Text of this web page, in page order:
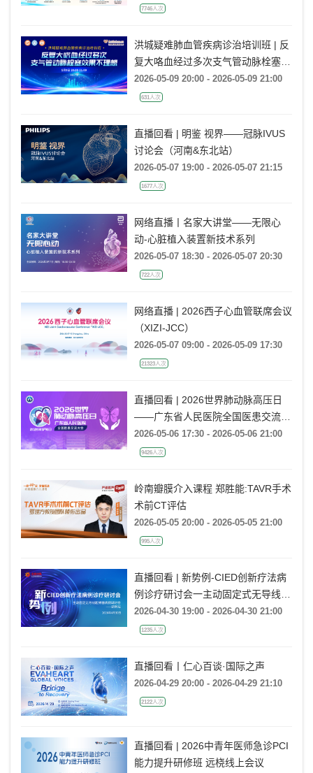
余天
7746人次
洪城疑难肺血管疾病诊治培训班 | 反
复大咯血经过多次支气管动脉栓塞效
果不理想
2026-05-09 20:00 - 2026-05-09 21:00
631人次
直播回看 | 明鉴 视界——冠脉IVUS
讨论会（河南&东北站）
2026-05-07 19:00 - 2026-05-07 21:15
1677人次
网络直播丨名家大讲堂——无限心
动-心脏植入装置新技术系列
2026-05-07 18:30 - 2026-05-07 20:30
722人次
网络直播 | 2026西子心血管联席会议
（XIZI-JCC）
2026-05-07 09:00 - 2026-05-09 17:30
21323人次
直播回看 | 2026世界肺动脉高压日
——广东省人民医院全国医患交流大
会
2026-05-06 17:30 - 2026-05-06 21:00
9426人次
岭南瓣膜介入课程 郑胜能:TAVR手术
术前CT评估
2026-05-05 20:00 - 2026-05-05 21:00
995人次
直播回看 | 新势例-CIED创新疗法病
例诊疗研讨会一主动固定式无导线起
搏器病例研讨会一湖南站
2026-04-30 19:00 - 2026-04-30 21:00
1235人次
直播回看丨仁心百谈·国际之声
2026-04-29 20:00 - 2026-04-29 21:10
2122人次
直播回看 | 2026中青年医师急诊PCI
能力提升研修班 远桡线上会议